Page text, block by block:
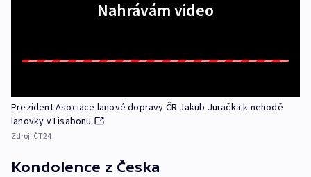
Nahrávám video
Prezident Asociace lanové dopravy ČR Jakub Juračka k nehodě
lanovky v Lisabonu
Zdroj: ČT24
Kondolence z Česka